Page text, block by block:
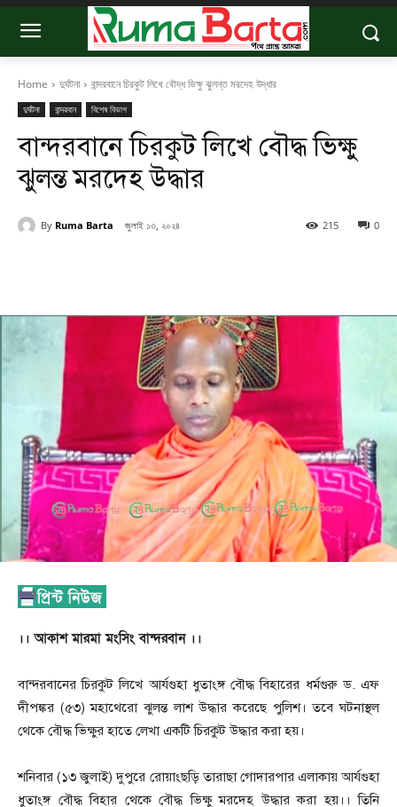
Home দুর্ঘটনা বান্দরবানে চিরকুট লিখে বৌদ্ধ ভিক্ষু ঝুলন্ত মরদেহ উদ্ধার
দুর্ঘটনা বান্দরবান বিশেষ বিভাগ
বান্দরবানে চিরকুট লিখে বৌদ্ধ ভিক্ষু
ঝুলন্ত মরদেহ উদ্ধার
By Ruma Barta জুলাই ১৩, ২০২৪ 0
215
।। আকাশ মারমা মংসিং বান্দরবান ।।
বান্দরবানের চিরকুট লিখে আর্যগুহা ধুতাংঙ্গ বৌদ্ধ বিহারের ধর্মগুরু ড. এফ
দীপঙ্কর (৫৩) মহাথেরো ঝুলন্ত লাশ উদ্ধার করেছে পুলিশ। তবে ঘটনাস্থল
থেকে বৌদ্ধ ভিক্ষুর হাতে লেখা একটি চিরকুট উদ্ধার করা হয়।
শনিবার (১৩ জুলাই) দুপুরে রোয়াংছড়ি তারাছা গোদারপার এলাকায় আর্যগুহা
ধুতাংঙ্গ বৌদ্ধ বিহার থেকে বৌদ্ধ ভিক্ষু মরদেহ উদ্ধার করা হয়।। তিনি